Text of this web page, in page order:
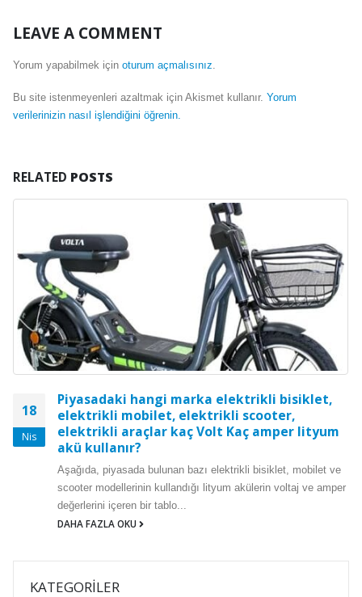
LEAVE A COMMENT
Yorum yapabilmek için oturum açmalısınız
Bu site istenmeyenleri azaltmak için Akismet kullanır. Yorum
verilerinizin nasıl işlendiğini öğrenin.
RELATED POSTS
18
Nis
Piyasadaki hangi marka elektrikli bisiklet,
elektrikli mobilet, elektrikli scooter,
elektrikli araçlar kaç Volt Kaç amper lityum
akü kullanır?
Aşağıda, piyasada bulunan bazı elektrikli bisiklet, mobilet ve
scooter modellerinin kullandığı lityum akülerin voltaj ve amper
değerlerini içeren bir tablo...
DAHA FAZLA OKU
KATEGORILER